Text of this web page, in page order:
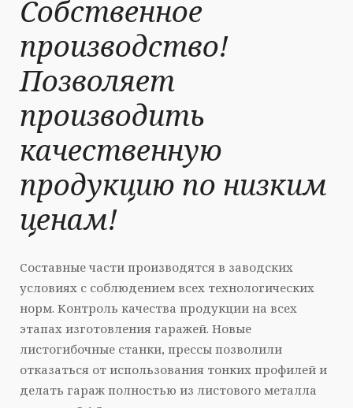
Собственное
производство!
Позволяет
производить
качественную
продукцию по низким
ценам!
Составные части производятся в заводских
условиях с соблюдением всех технологических
норм. Контроль качества продукции на всех
этапах изготовления гаражей. Новые
листогибочные станки, прессы позволили
отказаться от использования тонких профилей и
делать гараж полностью из листового металла